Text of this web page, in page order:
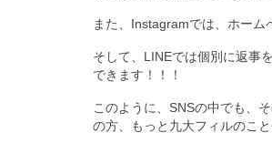
また、Instagramでは、ホーム
そして、LINEでは個別に返事
できます！！！
このように、SNSの中でも、
の方、もっと九大フィルのこ